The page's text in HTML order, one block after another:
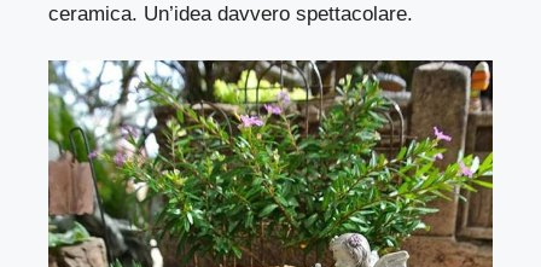
ceramica. Un’idea davvero spettacolare.